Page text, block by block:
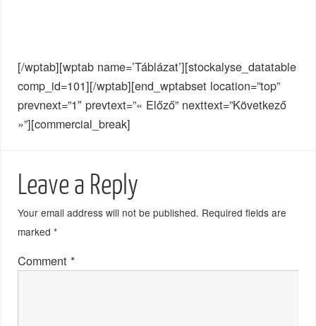
[/wptab][wptab name=’Táblázat’][stockalyse_datatable
comp_id=101][/wptab][end_wptabset location=”top”
prevnext=”1″ prevtext=”« Előző” nexttext=”Következő
»”][commercial_break]
Leave a Reply
Your email address will not be published. Required fields are
marked*
Comment*